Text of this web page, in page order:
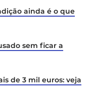
ainda é o que
sem ficar a
de 3 mil euros: veja